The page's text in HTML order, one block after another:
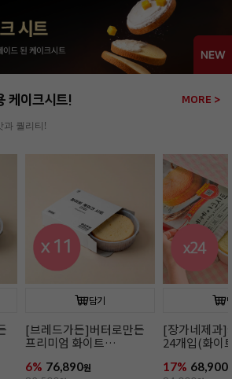
케이크시트! MORE >
과 퀄리티!
담기
[장가네제과]케이크시트
(화이트/미니)
17% 2,900원
[장가네제과]
24개입(초코/
12% 77,900